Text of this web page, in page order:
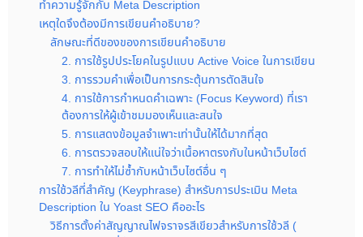
ทำความรู้จักกับ Meta Description
เหตุใดจึงต้องมีการเขียนคำอธิบาย?
ลักษณะที่ดีของของการเขียนคำอธิบาย
2. การใช้รูปประโยคในรูปแบบ Active Voice ในการเขียน
3. การรวมคำเพื่อเป็นการกระตุ้นการตัดสินใจ
4. การใช้การกำหนดคำเฉพาะ (Focus Keyword) ที่เรา
ต้องการให้ผู้เข้าชมมองเห็นและสนใจ
5. การแสดงข้อมูลจำเพาะเท่านั้นให้ได้มากที่สุด
6. การตรวจสอบให้แน่ใจว่าเนื้อหาตรงกับในหน้าเว็บไซต์
7. การทำให้ไม่ซ้ำกับหน้าเว็บไซต์อื่น ๆ
การใช้วลีที่สำคัญ (Keyphrase) สำหรับการประเมิน Meta
Description ใน Yoast SEO คืออะไร
วิธีการตั้งค่าสัญญาณไฟจราจรสีเขียวสำหรับการใช้วลี (